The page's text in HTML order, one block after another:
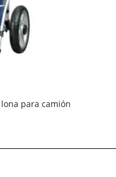
Andersen Royal Shopper Truck con lona para camión